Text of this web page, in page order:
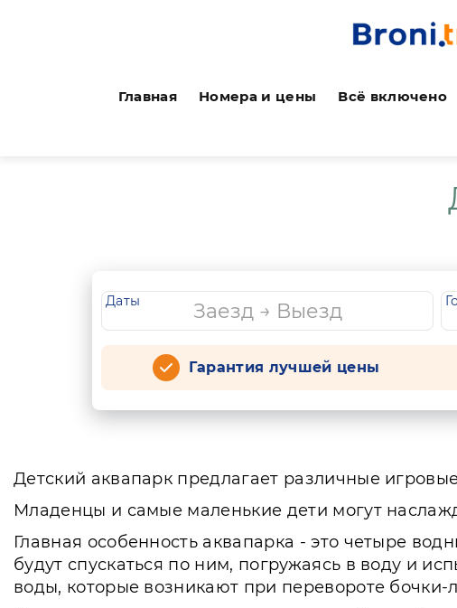
Главная Номера и цены Всё включено
Даты
Гарантия лучшей цены
Детский аквапарк предлагает различные
Младенцы и самые маленькие дети могут
Главная особенность аквапарка - это четыре
будут спускаться по ним, погружаясь в воду и
воды, которые возникают при перевороте